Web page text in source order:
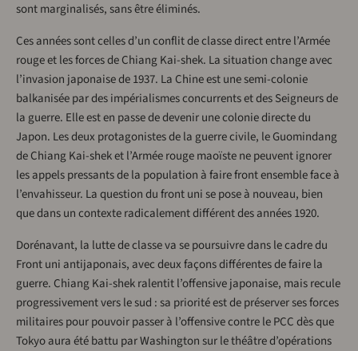
sont marginalisés, sans être éliminés.
Ces années sont celles d’un conflit de classe direct entre l’Armée
rouge et les forces de Chiang Kai-shek. La situation change avec
l’invasion japonaise de 1937. La Chine est une semi-colonie
balkanisée par des impérialismes concurrents et des Seigneurs de
la guerre. Elle est en passe de devenir une colonie directe du
Japon. Les deux protagonistes de la guerre civile, le Guomindang
de Chiang Kai-shek et l’Armée rouge maoïste ne peuvent ignorer
les appels pressants de la population à faire front ensemble face à
l’envahisseur. La question du front uni se pose à nouveau, bien
que dans un contexte radicalement différent des années 1920.
Dorénavant, la lutte de classe va se poursuivre dans le cadre du
Front uni antijaponais, avec deux façons différentes de faire la
guerre. Chiang Kai-shek ralentit l’offensive japonaise, mais recule
progressivement vers le sud : sa priorité est de préserver ses forces
militaires pour pouvoir passer à l’offensive contre le PCC dès que
Tokyo aura été battu par Washington sur le théâtre d’opérations